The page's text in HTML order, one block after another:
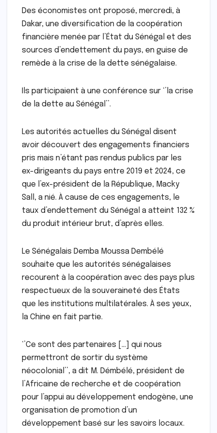
Des économistes ont proposé, mercredi, à
Dakar, une diversification de la coopération
financière menée par l’État du Sénégal et des
sources d’endettement du pays, en guise de
remède à la crise de la dette sénégalaise.
Ils participaient à une conférence sur ‘’la crise
de la dette au Sénégal’’.
Les autorités actuelles du Sénégal disent
avoir découvert des engagements financiers
pris mais n’étant pas rendus publics par les
ex-dirigeants du pays entre 2019 et 2024, ce
que l’ex-président de la République, Macky
Sall, a nié. À cause de ces engagements, le
taux d’endettement du Sénégal a atteint 132 %
du produit intérieur brut, d’après elles.
Le Sénégalais Demba Moussa Dembélé
souhaite que les autorités sénégalaises
recourent à la coopération avec des pays plus
respectueux de la souveraineté des États
que les institutions multilatérales. À ses yeux,
la Chine en fait partie.
‘’Ce sont des partenaires […] qui nous
permettront de sortir du système
néocolonial’’, a dit M. Démbélé, président de
l’Africaine de recherche et de coopération
pour l’appui au développement endogène, une
organisation de promotion d’un
développement basé sur les savoirs locaux.